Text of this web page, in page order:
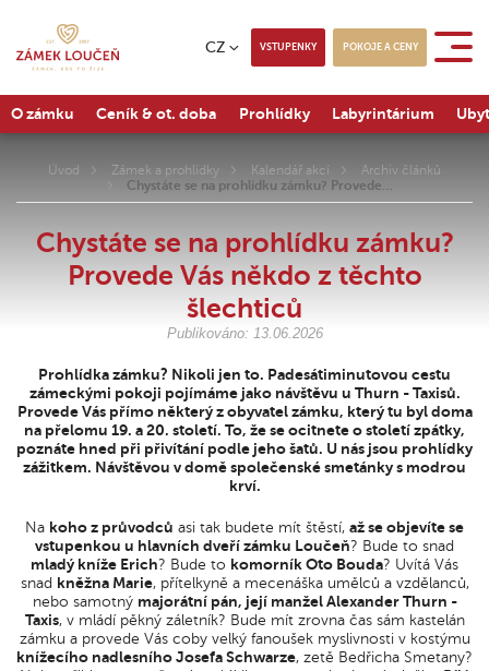
CZ VSTUPENKY POKOJE A CENY
O zámku Ceník & ot. doba Prohlídky Labyrintárium
Úvod Zámek a prohlídky Kalendář akcí
Archiv článků
Chystáte se na prohlídku zámku? Provede…
Chystáte se na prohlídku zámku?
Provede Vás někdo z těchto
šlechticů
Publikováno: 13.06.2026
Prohlídka zámku? Nikoli jen to. Padesátiminutovou cestu
zámeckými pokoji pojímáme jako návštěvu u Thurn - Taxisů.
Provede Vás přímo některý z obyvatel zámku, který tu byl doma
na přelomu 19. a 20. století. To, že se ocitnete o století zpátky,
poznáte hned při přivítání podle jeho šatů. U nás jsou prohlídky
zážitkem. Návštěvou v domě společenské smetánky s modrou
krví.
Na koho z průvodců asi tak budete mít štěstí, až se objevíte se
vstupenkou u hlavních dveří zámku Loučeň? Bude to snad
mladý kníže Erich? Bude to komorník Oto Bouda? Uvítá Vás
snad kněžna Marie, přítelkyně a mecenáška umělců a vzdělanců,
nebo samotný majorátní pán, její manžel Alexander Thurn -
Taxis, v mládí pěkný záletník? Bude mít zrovna čas sám kastelán
zámku a provede Vás coby velký fanoušek myslivnosti v kostýmu
knížecího nadlesního Josefa Schwarze, zetě Bedřicha Smetany?